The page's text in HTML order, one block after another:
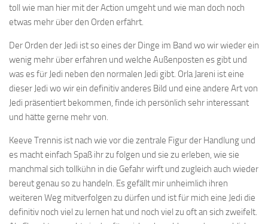
toll wie man hier mit der Action umgeht und wie man doch noch
etwas mehr über den Orden erfährt.
Der Orden der Jedi ist so eines der Dinge im Band wo wir wieder ein
wenig mehr über erfahren und welche Außenposten es gibt und
was es für Jedi neben den normalen Jedi gibt. Orla Jareni ist eine
dieser Jedi wo wir ein definitiv anderes Bild und eine andere Art von
Jedi präsentiert bekommen, finde ich persönlich sehr interessant
und hätte gerne mehr von.
Keeve Trennis ist nach wie vor die zentrale Figur der Handlung und
es macht einfach Spaß ihr zu folgen und sie zu erleben, wie sie
manchmal sich tollkühn in die Gefahr wirft und zugleich auch wieder
bereut genau so zu handeln. Es gefällt mir unheimlich ihren
weiteren Weg mitverfolgen zu dürfen und ist für mich eine Jedi die
definitiv noch viel zu lernen hat und noch viel zu oft an sich zweifelt.